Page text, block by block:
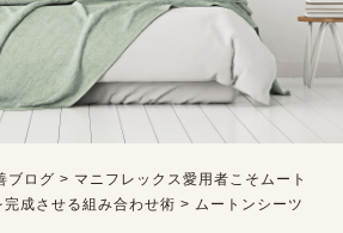
ブログ > マニフレックス愛用者こそムート
成させる組み合わせ術 >ムートンシーツ